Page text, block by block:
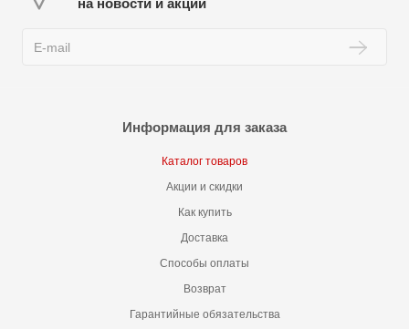
на новости и акции
Информация для заказа
Каталог товаров
Акции и скидки
Как купить
Доставка
Способы оплаты
Возврат
Гарантийные обязательства